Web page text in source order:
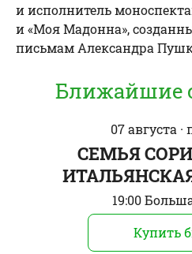
и исполнитель
и «Моя Мадонна»,
письмам Александра
Ближайшие
07 августа
СЕМЬЯ
19:00
Купить